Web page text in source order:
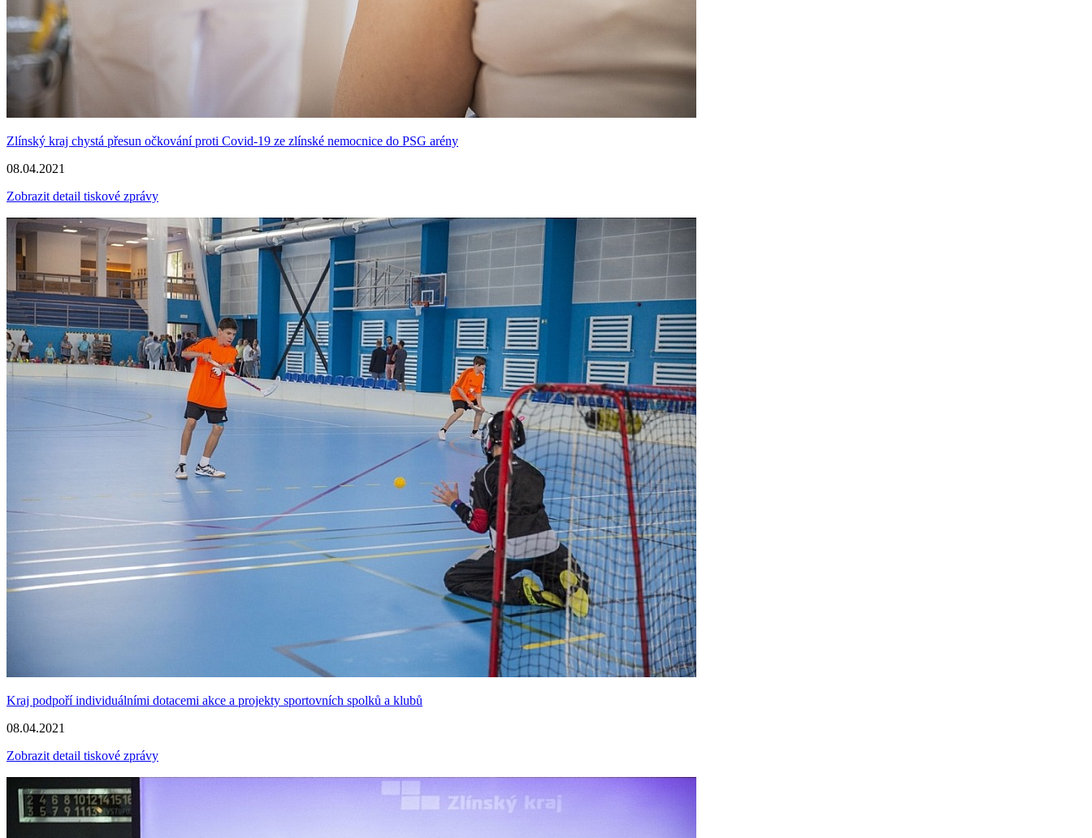
Zlínský kraj chystá přesun očkování proti Covid-19 ze zlínské nemocnice do PSG arény
08.04.2021
Zobrazit detail tiskové zprávy
Kraj podpoří individuálními dotacemi akce a projekty sportovních spolků a klubů
08.04.2021
Zobrazit detail tiskové zprávy